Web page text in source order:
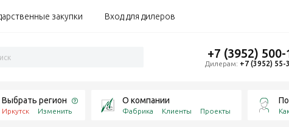
закупки Вход для дилеров
+7 (3952) 500-
Дилерам: +7 (3952) 55-
Выбрать регион
Иркутск Изменить
О компании
Фабрика Клиенты Проекты